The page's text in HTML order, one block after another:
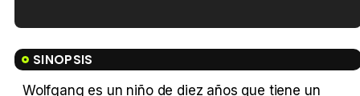
SINOPSIS
Wolfgang es un niño de diez años que tiene un